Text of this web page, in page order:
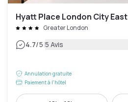
Hyatt Place London City East
Greater London
4.7/5|5 Avis
Annulation gratuite
Paiement à l'hôtel